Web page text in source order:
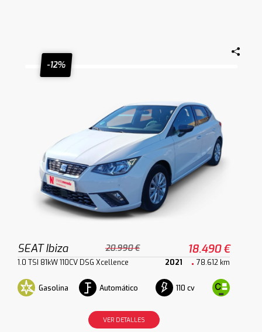
-12%
SEAT Ibiza 20.990 € 18.490 €
1.0 TSI 81kW 110CV DSG Xcellence 2021 78.612 km
Gasolina Automático 110 cv
VER DETALLES